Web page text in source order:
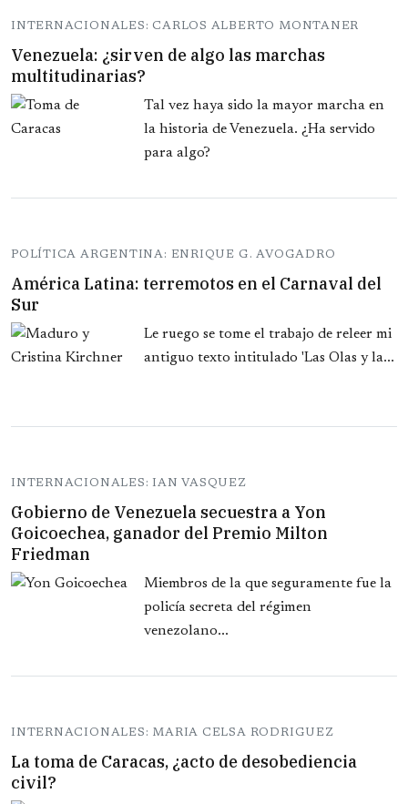
INTERNACIONALES: CARLOS ALBERTO MONTANER
Venezuela: ¿sirven de algo las marchas
multitudinarias?
Tal vez haya sido la mayor marcha en
la historia de Venezuela. ¿Ha servido
para algo?
POLÍTICA ARGENTINA: ENRIQUE G. AVOGADRO
América Latina: terremotos en el Carnaval del
Sur
Le ruego se tome el trabajo de releer mi
antiguo texto intitulado 'Las Olas y la...
INTERNACIONALES: IAN VASQUEZ
Gobierno de Venezuela secuestra a Yon
Goicoechea, ganador del Premio Milton
Friedman
Miembros de la que seguramente fue la
policía secreta del régimen
venezolano...
INTERNACIONALES: MARIA CELSA RODRIGUEZ
La toma de Caracas, ¿acto de desobediencia
civil?